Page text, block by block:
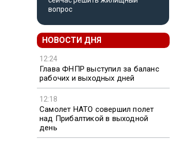
вопрос
НОВОСТИ ДНЯ
12:24
Глава ФНПР выступил за баланс
рабочих и выходных дней
12:18
Самолет НАТО совершил полет
над Прибалтикой в выходной
день